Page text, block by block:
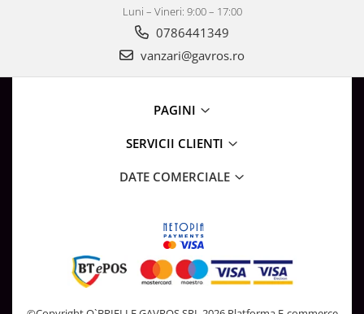
Luni – Vineri: 9:00 – 17:00
0786441349
vanzari@gavros.ro
PAGINI
SERVICII CLIENTI
DATE COMERCIALE